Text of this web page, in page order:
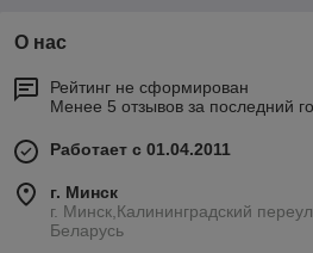
О нас
Рейтинг не сформирован
Менее 5 отзывов за последний
Работает с 01.04.2011
г. Минск
г. Минск,Калининградский
Беларусь